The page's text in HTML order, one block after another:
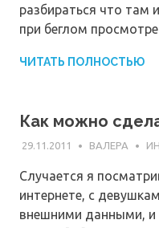
разбираться что там
при беглом
ЧИТАТЬ ПОЛНОСТЬЮ
Как можно
29.11.2011 ВАЛЕРА
Случается я
интернете, с
внешними данными, и